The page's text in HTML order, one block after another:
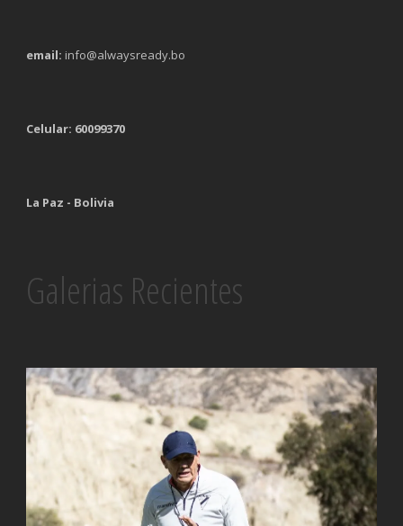
email: info@alwaysready.bo
Celular: 60099370
La Paz - Bolivia
Galerias Recientes